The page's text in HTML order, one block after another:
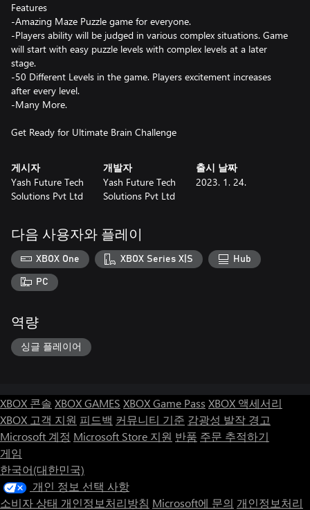
Features
-Amazing Maze Puzzle game for everyone.
-Players ability will be judged in various complex situations. Game
will start with easy puzzle levels with complex levels at a later
stage.
-50 Different Levels in the game. Players excitement increases
after every level.
-Many More.
Get Ready for Ultimate Brain Challenge
게시자
Yash Future Tech
Solutions Pvt Ltd
개발자
Yash Future Tech
Solutions Pvt Ltd
출시 날짜
2023. 1. 24.
다음 사용자와 플레이
XBOX One XBOX Series X|S Hub
PC
역량
싱글 플레이어
XBOX 콘솔 XBOX GAMES XBOX Game Pass XBOX 액세서리
XBOX 고객 지원 피드백 커뮤니티 기준 감광성 발작 경고
Microsoft 계정 Microsoft Store 지원 반품 주문 추적하기
게임
한국어(대한민국)
개인 정보 선택 사항
소비자 상태 개인정보처리방침 Microsoft에 문의 개인정보처리